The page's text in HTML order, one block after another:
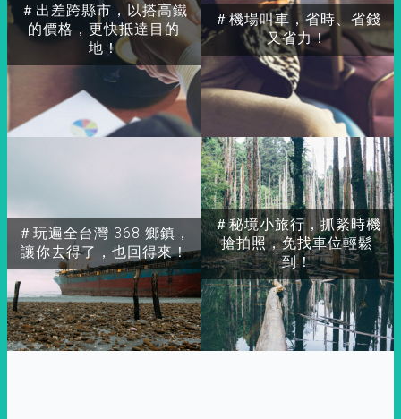
＃出差跨縣市，以搭高鐵
的價格，更快抵達目的
地！
＃玩遍全台灣 368 鄉鎮，
讓你去得了，也回得來！
＃秘境小旅行，抓緊時機
搶拍照，免找車位輕鬆
到！
＃機場叫車，省時、省錢
又省力！